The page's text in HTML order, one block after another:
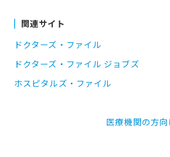
関連サイト
ドクターズ・ファイル
ドクターズ・ファイル ジョブズ
ホスピタルズ・ファイル
医療機関の方